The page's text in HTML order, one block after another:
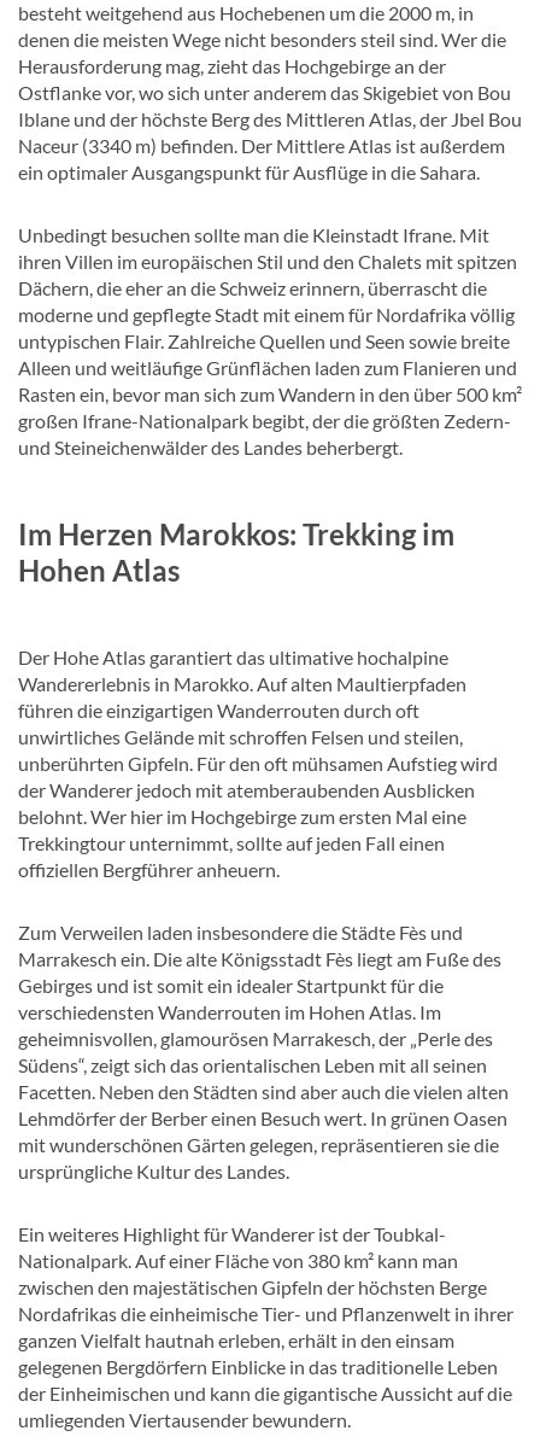
besteht weitgehend aus Hochebenen um die 2000 m, in
denen die meisten Wege nicht besonders steil sind. Wer die
Herausforderung mag, zieht das Hochgebirge an der
Ostflanke vor, wo sich unter anderem das Skigebiet von Bou
Iblane und der höchste Berg des Mittleren Atlas, der Jbel Bou
Naceur (3340 m) befinden. Der Mittlere Atlas ist außerdem
ein optimaler Ausgangspunkt für Ausflüge in die Sahara.
Unbedingt besuchen sollte man die Kleinstadt Ifrane. Mit
ihren Villen im europäischen Stil und den Chalets mit spitzen
Dächern, die eher an die Schweiz erinnern, überrascht die
moderne und gepflegte Stadt mit einem für Nordafrika völlig
untypischen Flair. Zahlreiche Quellen und Seen sowie breite
Alleen und weitläufige Grünflächen laden zum Flanieren und
Rasten ein, bevor man sich zum Wandern in den über 500 km²
großen Ifrane-Nationalpark begibt, der die größten Zedern-
und Steineichenwälder des Landes beherbergt.
Im Herzen Marokkos: Trekking im
Hohen Atlas
Der Hohe Atlas garantiert das ultimative hochalpine
Wandererlebnis in Marokko. Auf alten Maultierpfaden
führen die einzigartigen Wanderrouten durch oft
unwirtliches Gelände mit schroffen Felsen und steilen,
unberührten Gipfeln. Für den oft mühsamen Aufstieg wird
der Wanderer jedoch mit atemberaubenden Ausblicken
belohnt. Wer hier im Hochgebirge zum ersten Mal eine
Trekkingtour unternimmt, sollte auf jeden Fall einen
offiziellen Bergführer anheuern.
Zum Verweilen laden insbesondere die Städte Fès und
Marrakesch ein. Die alte Königsstadt Fès liegt am Fuße des
Gebirges und ist somit ein idealer Startpunkt für die
verschiedensten Wanderrouten im Hohen Atlas. Im
geheimnisvollen, glamourösen Marrakesch, der „Perle des
Südens“, zeigt sich das orientalischen Leben mit all seinen
Facetten. Neben den Städten sind aber auch die vielen alten
Lehmdörfer der Berber einen Besuch wert. In grünen Oasen
mit wunderschönen Gärten gelegen, repräsentieren sie die
ursprüngliche Kultur des Landes.
Ein weiteres Highlight für Wanderer ist der Toubkal-
Nationalpark. Auf einer Fläche von 380 km² kann man
zwischen den majestätischen Gipfeln der höchsten Berge
Nordafrikas die einheimische Tier- und Pflanzenwelt in ihrer
ganzen Vielfalt hautnah erleben, erhält in den einsam
gelegenen Bergdörfern Einblicke in das traditionelle Leben
der Einheimischen und kann die gigantische Aussicht auf die
umliegenden Viertausender bewundern.